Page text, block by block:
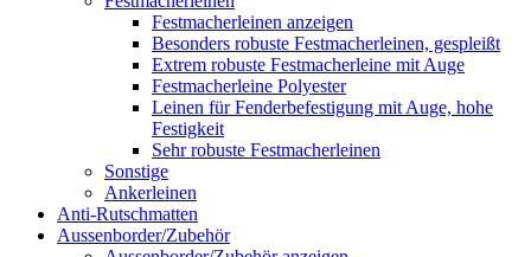
Festmacherleinen anzeigen
Besonders robuste Festmacherleinen, gespleißt
Extrem robuste Festmacherleine mit Auge
Festmacherleine Polyester
Leinen für Fenderbefestigung mit Auge, hohe
Festigkeit
Sehr robuste Festmacherleinen
Sonstige
Ankerleinen
Anti-Rutschmatten
Aussenborder/Zubehör